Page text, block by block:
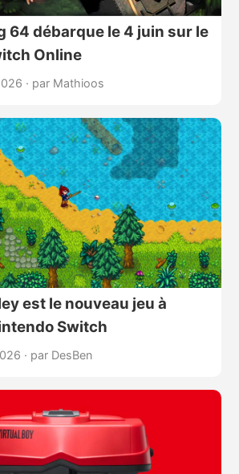
64 débarque le 4 juin sur le
Online
· par Mathioos
est le nouveau jeu à
Switch
· par DesBen